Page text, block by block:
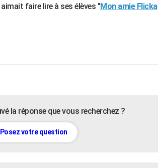
faire lire à ses élèves "Mon amie Flicka
la réponse que vous recherchez ?
Posez votre question